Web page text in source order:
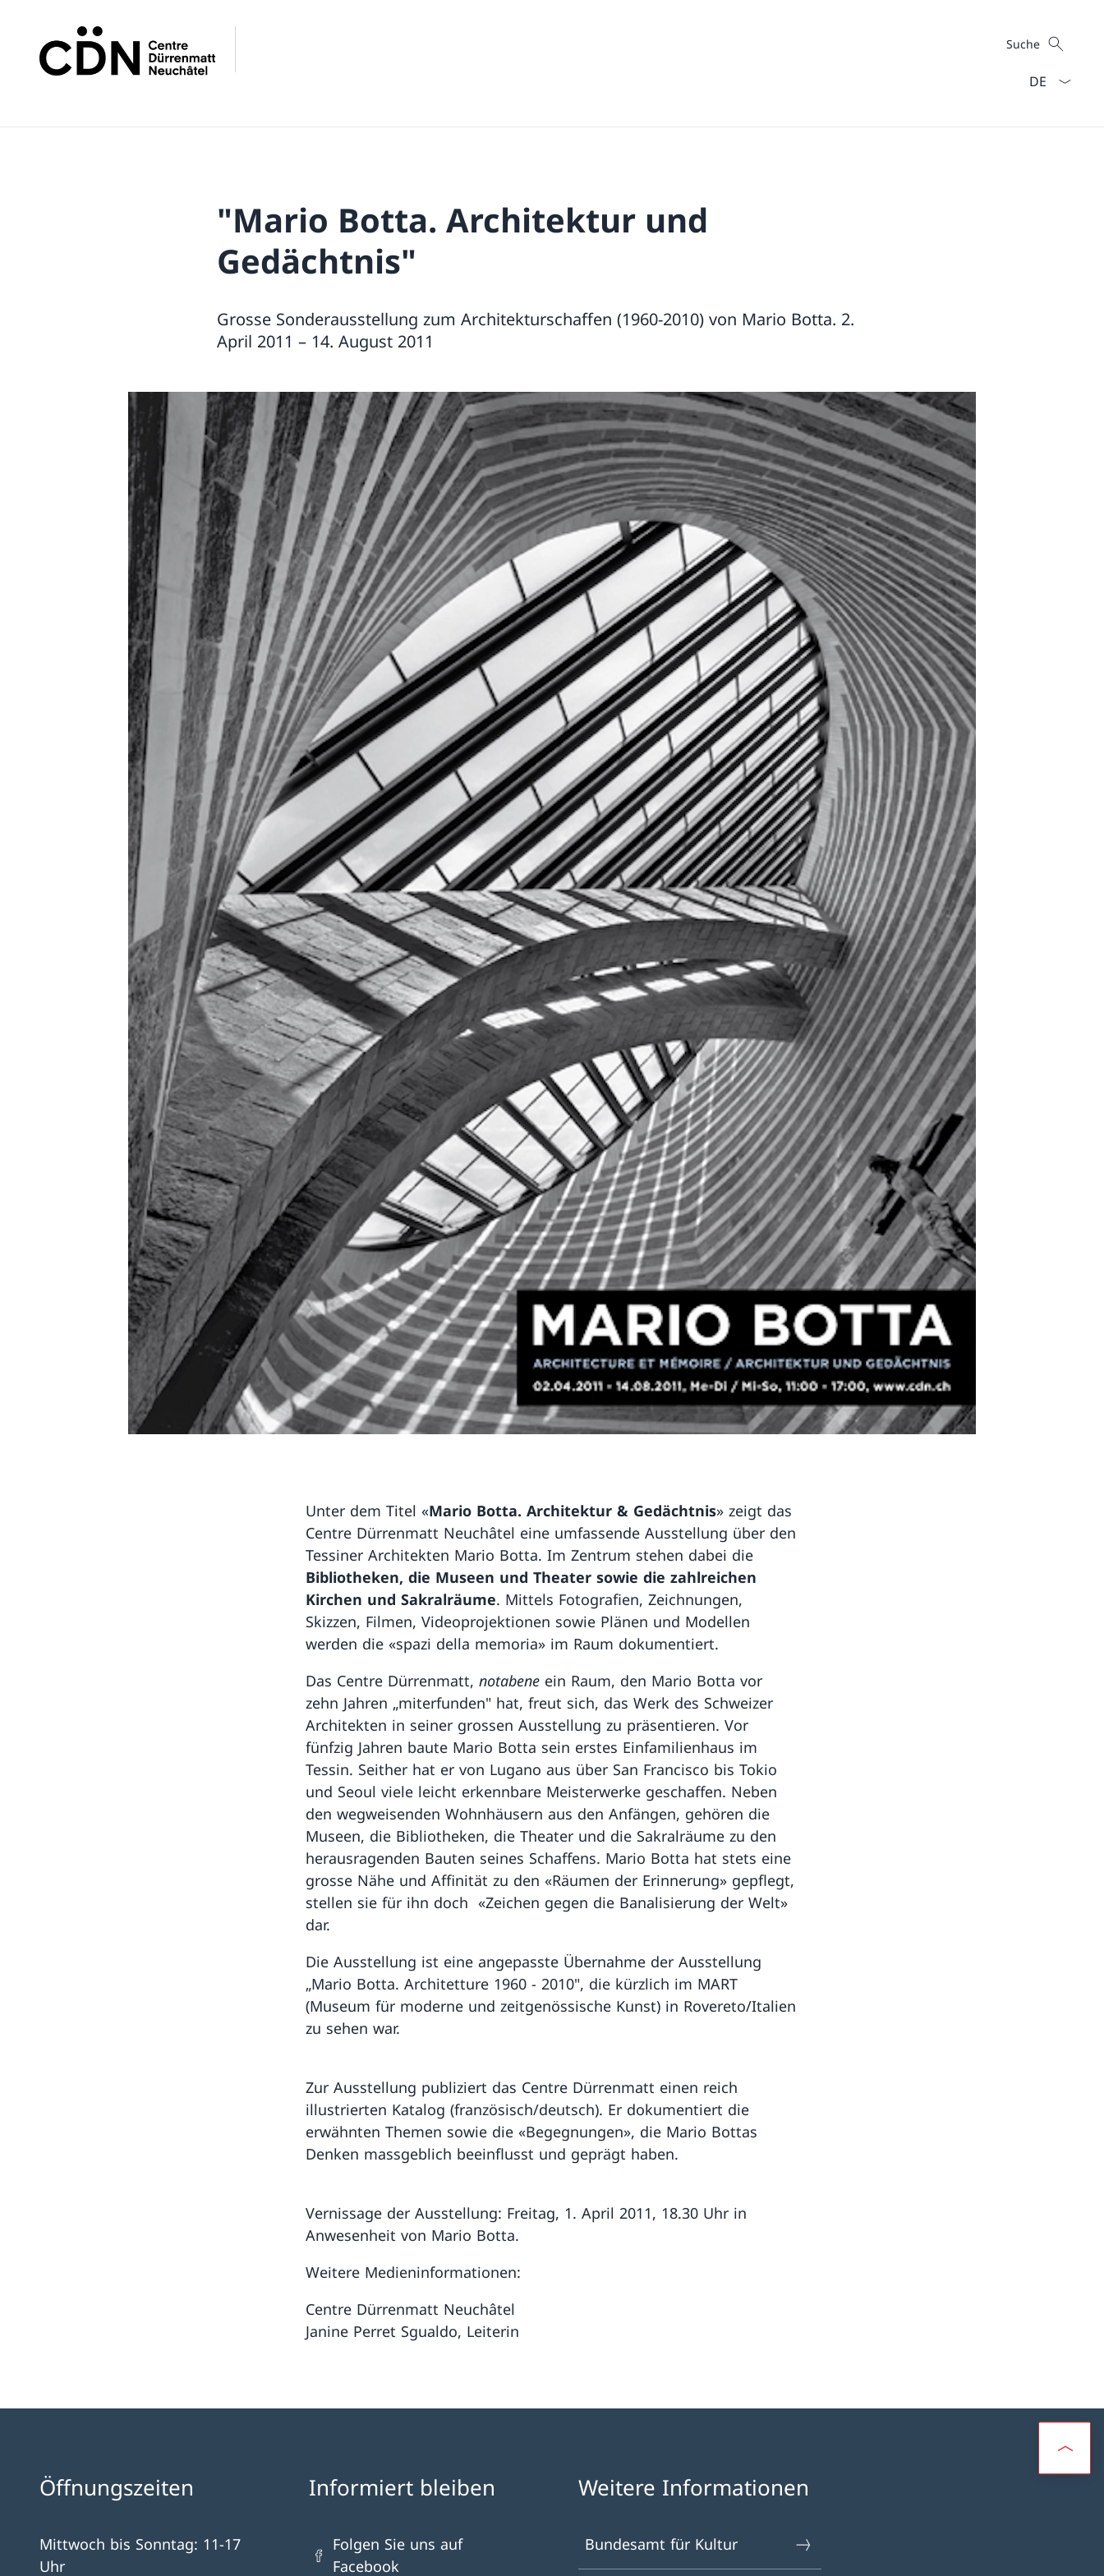
Suche
Suche
"Mario Botta. Architektur und
Gedächtnis"
Grosse Sonderausstellung zum Architekturschaffen (1960-2010) von Mario Botta. 2.
April 2011 – 14. August 2011
Unter dem Titel «Mario Botta. Architektur & Gedächtnis» zeigt das
Centre Dürrenmatt Neuchâtel eine umfassende Ausstellung über den
Tessiner Architekten Mario Botta. Im Zentrum stehen dabei die
Bibliotheken, die Museen und Theater sowie die zahlreichen
Kirchen und Sakralräume. Mittels Fotografien, Zeichnungen,
Skizzen, Filmen, Videoprojektionen sowie Plänen und Modellen
werden die «spazi della memoria» im Raum dokumentiert.
Das Centre Dürrenmatt, notabene ein Raum, den Mario Botta vor
zehn Jahren „miterfunden" hat, freut sich, das Werk des Schweizer
Architekten in seiner grossen Ausstellung zu präsentieren. Vor
fünfzig Jahren baute Mario Botta sein erstes Einfamilienhaus im
Tessin. Seither hat er von Lugano aus über San Francisco bis Tokio
und Seoul viele leicht erkennbare Meisterwerke geschaffen. Neben
den wegweisenden Wohnhäusern aus den Anfängen, gehören die
Museen, die Bibliotheken, die Theater und die Sakralräume zu den
herausragenden Bauten seines Schaffens. Mario Botta hat stets eine
grosse Nähe und Affinität zu den «Räumen der Erinnerung» gepflegt,
stellen sie für ihn doch «Zeichen gegen die Banalisierung der Welt»
dar.
Die Ausstellung ist eine angepasste Übernahme der Ausstellung
„Mario Botta. Architetture 1960 - 2010", die kürzlich im MART
(Museum für moderne und zeitgenössische Kunst) in Rovereto/Italien
zu sehen war.
Zur Ausstellung publiziert das Centre Dürrenmatt einen reich
illustrierten Katalog (französisch/deutsch). Er dokumentiert die
erwähnten Themen sowie die «Begegnungen», die Mario Bottas
Denken massgeblich beeinflusst und geprägt haben.
Vernissage der Ausstellung: Freitag, 1. April 2011, 18.30 Uhr in
Anwesenheit von Mario Botta.
Weitere Medieninformationen:
Centre Dürrenmatt Neuchâtel
Janine Perret Sgualdo, Leiterin
Öffnungszeiten
Mittwoch bis Sonntag: 11-17
Uhr
Informiert bleiben
Folgen Sie uns auf
Facebook
Weitere Informationen
Bundesamt für Kultur